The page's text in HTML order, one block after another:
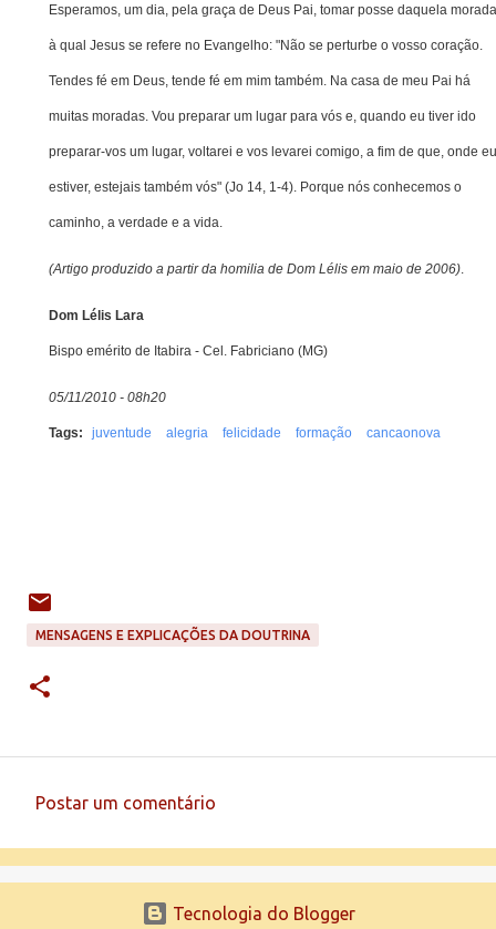
Esperamos, um dia, pela graça de Deus Pai, tomar posse daquela morada
à qual Jesus se refere no Evangelho: "Não se perturbe o vosso coração.
Tendes fé em Deus, tende fé em mim também. Na casa de meu Pai há
muitas moradas. Vou preparar um lugar para vós e, quando eu tiver ido
preparar-vos um lugar, voltarei e vos levarei comigo, a fim de que, onde eu
estiver, estejais também vós" (Jo 14, 1-4). Porque nós conhecemos o
caminho, a verdade e a vida.
(Artigo produzido a partir da homilia de Dom Lélis em maio de 2006).
Dom Lélis Lara
Bispo emérito de Itabira - Cel. Fabriciano (MG)
05/11/2010 - 08h20
Tags: juventude alegria felicidade formação cancaonova
MENSAGENS E EXPLICAÇÕES DA DOUTRINA
Postar um comentário
Tecnologia do Blogger